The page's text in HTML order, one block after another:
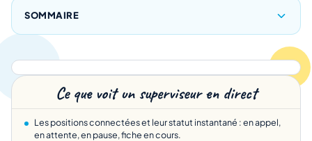
SOMMAIRE
Ce que voit un superviseur en direct
Les positions connectées et leur statut instantané : en appel,
en attente, en pause, fiche en cours.